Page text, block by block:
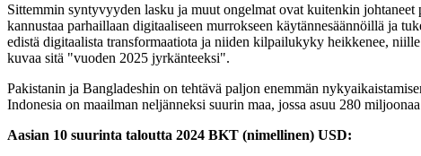
Sittemmin syntyvyyden lasku ja muut ongelmat ovat kuitenkin
kannustaa parhaillaan digitaaliseen murrokseen käytännesäännöillä ja
edistä digitaalista transformaatiota ja niiden kilpailukyky heikkenee,
kuvaa sitä "vuoden 2025 jyrkänteeksi".
Pakistanin ja Bangladeshin on tehtävä paljon enemmän
Indonesia on maailman neljänneksi suurin maa, jossa asuu 280
Aasian 10 suurinta taloutta 2024 BKT (nimellinen) USD: